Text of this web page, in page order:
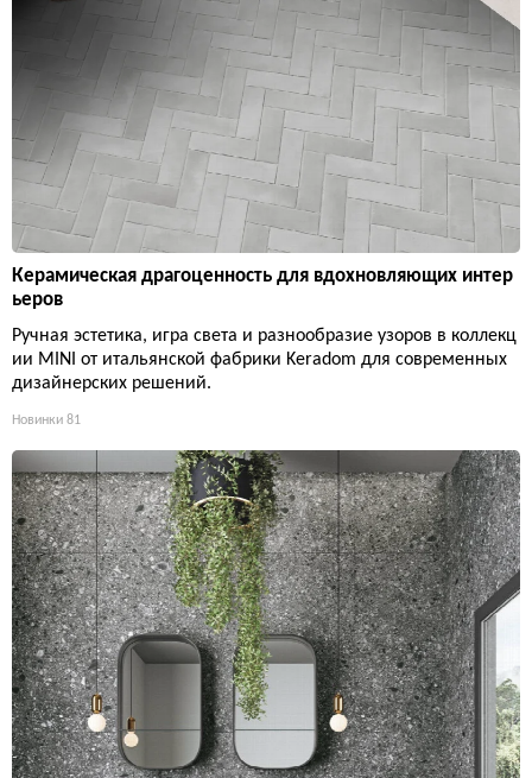
Керамическая драгоценность для вдохновляющих интер
ьеров
Ручная эстетика, игра света и разнообразие узоров в коллекц
ии MINI от итальянской фабрики Keradom для современных
дизайнерских решений.
Новинки 81